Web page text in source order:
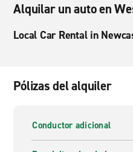
Alquilar un auto en
Local Car Rental in
Pólizas del alquiler
Conductor adicional